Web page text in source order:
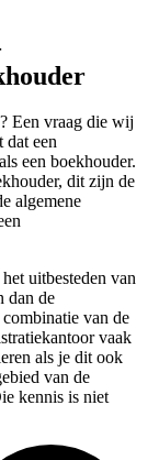
Een vraag die wij
dat een
een boekhouder.
dit zijn de
algemene
uitbesteden van
dan de
van de
vaak
als je dit ook
van de
kennis is niet